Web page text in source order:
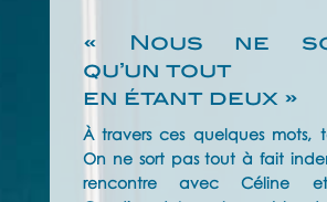
« Nous ne
qu’un tout
en étant deux »
À travers ces quelques mots,
On ne sort pas tout à fait
rencontre avec Céline